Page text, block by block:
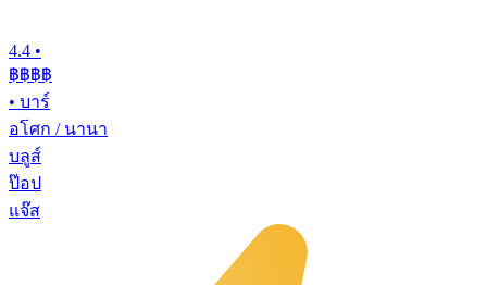
4.4 •
฿฿฿฿
• บาร์
อโศก / นานา
บลูส์
ป๊อป
แจ๊ส